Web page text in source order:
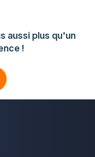
aussi plus qu'un
!